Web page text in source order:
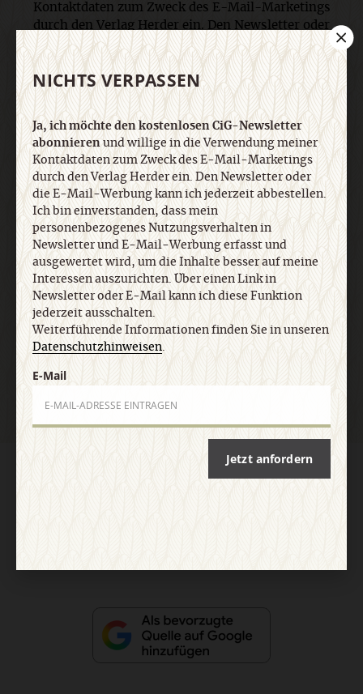
Kontaktdaten zum Zweck des E-Mail-Marketings
durch den Verlag Herder ein. Den Newsletter oder
die E-Mail-Werbung kann ich jederzeit abbestellen.
Ich bin einverstanden, dass mein
personenbezogenes Nutzungsverhalten in
Newsletter und E-Mail-Werbung erfasst und
ausgewertet wird, um die Inhalte besser auf meine
Interessen auszurichten. Über einen Link in
Newsletter oder E-Mail kann ich diese Funktion
jederzeit ausschalten. Weiterführende
Informationen finden Sie in unseren
Datenschutzhinweisen
E-Mail
NICHTS VERPASSEN
Ja, ich möchte den kostenlosen CiG-Newsletter
abonnierenund willige in die Verwendung meiner
Kontaktdaten zum Zweck des E-Mail-Marketings
durch den Verlag Herder ein. Den Newsletter oder
die E-Mail-Werbung kann ich jederzeit abbestellen.
Ich bin einverstanden, dass mein
personenbezogenes Nutzungsverhalten in
Newsletter und E-Mail-Werbung erfasst und
ausgewertet wird, um die Inhalte besser auf meine
Interessen auszurichten. Über einen Link in
Newsletter oder E-Mail kann ich diese Funktion
jederzeit ausschalten.
Weiterführende Informationen finden Sie in unseren
Datenschutzhinweisen.
E-Mail
Jetzt anfordern